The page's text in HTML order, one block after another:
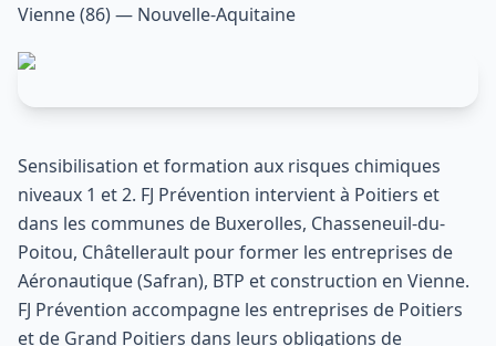
Vienne(86) — Nouvelle-Aquitaine
Sensibilisation et formation aux risques chimiques
niveaux 1 et 2. FJ Prévention intervient à Poitiers et
dans les communes de Buxerolles, Chasseneuil-du-
Poitou, Châtellerault pour former les entreprises de
Aéronautique (Safran), BTP et construction en Vienne.
FJ Prévention accompagne les entreprises de Poitiers
et de Grand Poitiers dans leurs obligations de